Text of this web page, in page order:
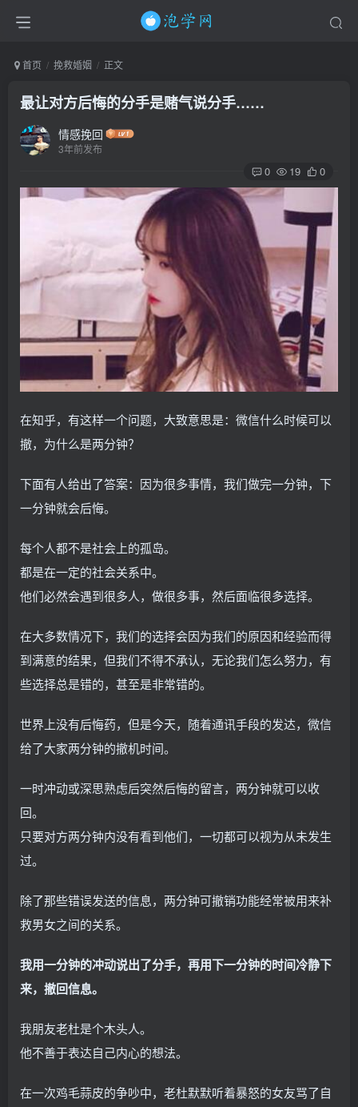
首页 挽救婚姻 正文
最让对方后悔的分手是赌气说分手……
情感挽回
3年前发布
0 19 0
在知乎，有这样一个问题，大致意思是：微信什么时候可以
撤，为什么是两分钟？
下面有人给出了答案：因为很多事情，我们做完一分钟，下
一分钟就会后悔。
每个人都不是社会上的孤岛。
都是在一定的社会关系中。
他们必然会遇到很多人，做很多事，然后面临很多选择。
在大多数情况下，我们的选择会因为我们的原因和经验而得
到满意的结果，但我们不得不承认，无论我们怎么努力，有
些选择总是错的，甚至是非常错的。
世界上没有后悔药，但是今天，随着通讯手段的发达，微信
给了大家两分钟的撤机时间。
一时冲动或深思熟虑后突然后悔的留言，两分钟就可以收
回。
只要对方两分钟内没有看到他们，一切都可以视为从未发生
过。
除了那些错误发送的信息，两分钟可撤销功能经常被用来补
救男女之间的关系。
我用一分钟的冲动说出了分手，再用下一分钟的时间冷静下
来，撤回信息。
我朋友老杜是个木头人。
他不善于表达自己内心的想法。
在一次鸡毛蒜皮的争吵中，老杜默默听着暴怒的女友骂了自